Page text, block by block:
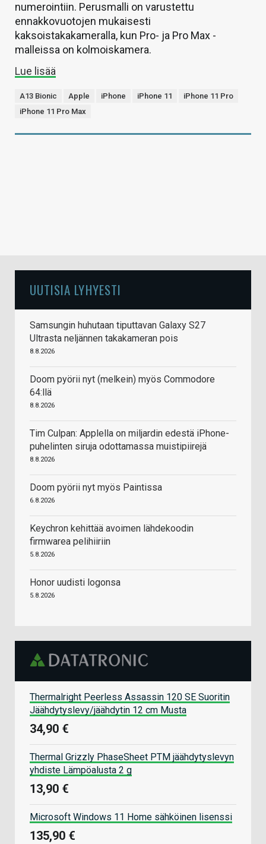
numerointiin. Perusmalli on varustettu
ennakkovuotojen mukaisesti
kaksoistakakameralla, kun Pro- ja Pro Max -
malleissa on kolmoiskamera.
Lue lisää
A13 Bionic Apple iPhone iPhone 11
iPhone 11 Pro
iPhone 11 Pro Max
UUTISIA LYHYESTI
Samsungin huhutaan tiputtavan Galaxy S27
Ultrasta neljännen takakameran pois
8.8.2026
Doom pyörii nyt (melkein) myös Commodore
64:llä
8.8.2026
Tim Culpan: Applella on miljardin edestä iPhone-
puhelinten siruja odottamassa muistipiirejä
8.8.2026
Doom pyörii nyt myös Paintissa
6.8.2026
Keychron kehittää avoimen lähdekoodin
firmwarea pelihiiriin
5.8.2026
Honor uudisti logonsa
5.8.2026
Thermalright Peerless Assassin 120 SE Suoritin
Jäähdytyslevy/jäähdytin 12 cm Musta
34,90 €
Thermal Grizzly PhaseSheet PTM jäähdytyslevyn
yhdiste Lämpöalusta 2 g
13,90 €
Microsoft Windows 11 Home sähköinen lisenssi
135,90 €